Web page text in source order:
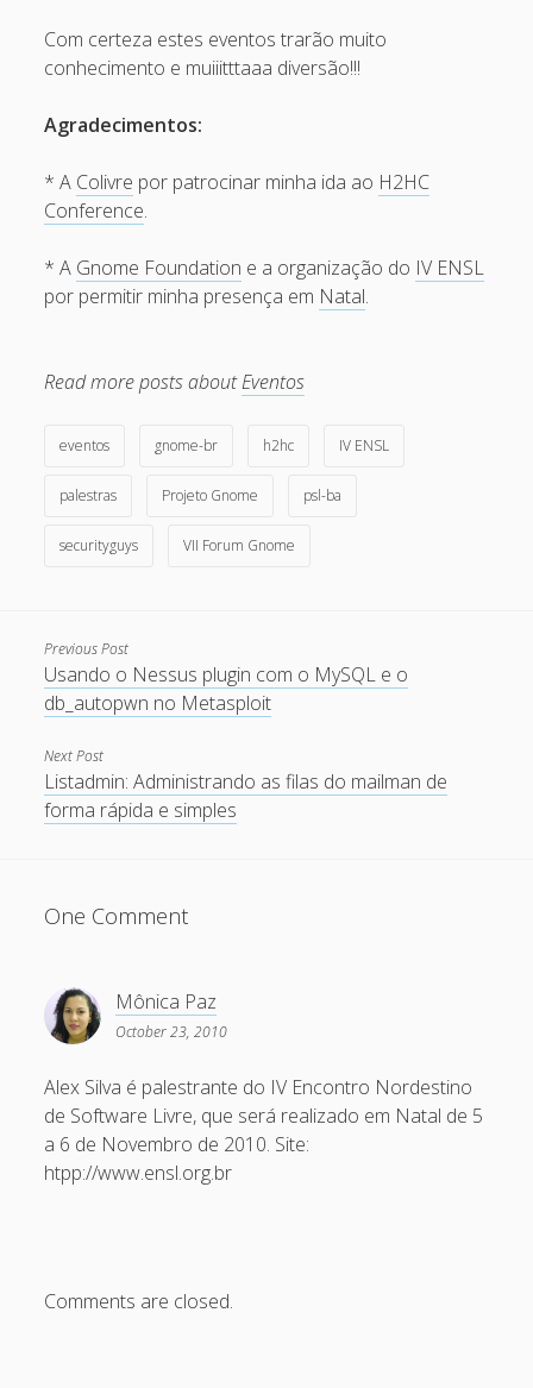
March 2012
February 2012
January 2012
September 2011
July 2011
March 2011
February 2011
September 2010
August 2010
May 2010
April 2010
February 2010
December 2009
November 2009
September 2009
August 2009
Com certeza estes eventos trarão muito
conhecimento e muiiitttaaa diversão!!!
Agradecimentos:
* A Colivre por patrocinar minha ida ao H2HC
Conference.
* A Gnome Foundation e a organização do IV ENSL
por permitir minha presença em Natal.
Read more posts aboutEventos
eventos gnome-br h2hc IV ENSL
palestras Projeto Gnome psl-ba
securityguys VII Forum Gnome
Previous Post
Usando o Nessus plugin com o MySQL e o
db_autopwn no Metasploit
Next Post
Listadmin: Administrando as filas do mailman de
forma rápida e simples
One Comment
Mônica Paz
October 23, 2010
Alex Silva é palestrante do IV Encontro Nordestino
de Software Livre, que será realizado em Natal de 5
a 6 de Novembro de 2010. Site:
htpp://www.ensl.org.br
Comments are closed.